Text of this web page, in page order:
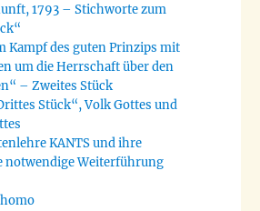
1793 – Stichworte zum
Kampf des guten Prinzips mit
um die Herrschaft über den
– Zweites Stück
Stück“, Volk Gottes und
KANTS und ihre
notwendige Weiterführung